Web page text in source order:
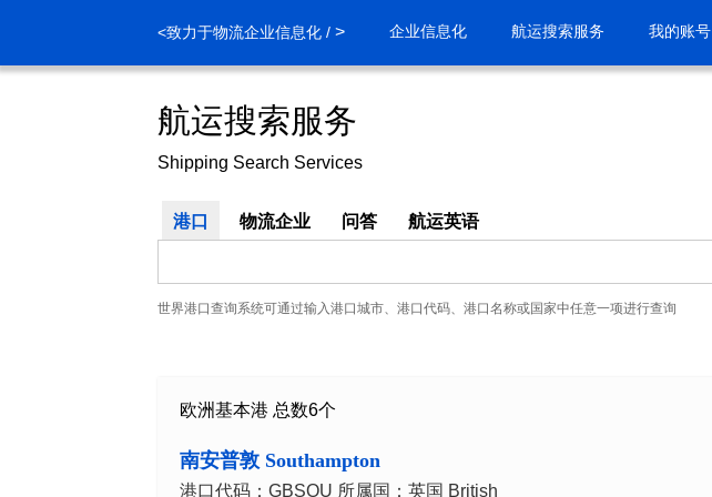
<致力于物流企业信息化 / > 企业信息化 航运搜索服务 我的账号
航运搜索服务
Shipping Search Services
港口 物流企业 问答 航运英语
世界港口查询系统可通过输入港口城市、港口代码、港口名称或国家中任意一项进行查询
欧洲基本港 总数6个
南安普敦 Southampton
港口代码：GBSOU 所属国：英国 British